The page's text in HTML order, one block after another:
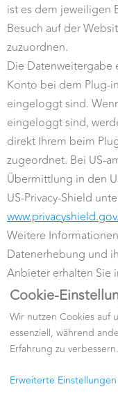
ist es dem jeweiligen
Besuch auf der
zuzuordnen.
Die Datenweitergabe
Konto bei dem Plug-
eingeloggt sind.
eingeloggt sind,
direkt Ihrem beim
zugeordnet. Bei US-
Übermittlung in den
US-Privacy-Shield
Weitere
Datenerhebung und
Anbieter erhalten
auch weitere
Rechten und
Privatsphäre.
Weitergehende
Cookie-
Wir nutzen Cookies auf
essenziell, während
Erfahrung zu verbessern.
Erweiterte Einstellungen